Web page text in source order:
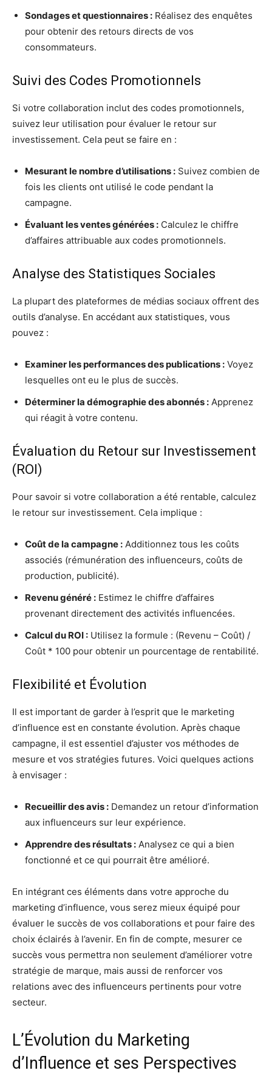
Sondages et questionnaires : Réalisez des enquêtes
pour obtenir des retours directs de vos
consommateurs.
Suivi des Codes Promotionnels
Si votre collaboration inclut des codes promotionnels,
suivez leur utilisation pour évaluer le retour sur
investissement. Cela peut se faire en :
Mesurant le nombre d’utilisations : Suivez combien de
fois les clients ont utilisé le code pendant la
campagne.
Évaluant les ventes générées : Calculez le chiffre
d’affaires attribuable aux codes promotionnels.
Analyse des Statistiques Sociales
La plupart des plateformes de médias sociaux offrent des
outils d’analyse. En accédant aux statistiques, vous
pouvez :
Examiner les performances des publications : Voyez
lesquelles ont eu le plus de succès.
Déterminer la démographie des abonnés : Apprenez
qui réagit à votre contenu.
Évaluation du Retour sur Investissement
(ROI)
Pour savoir si votre collaboration a été rentable, calculez
le retour sur investissement. Cela implique :
Coût de la campagne : Additionnez tous les coûts
associés (rémunération des influenceurs, coûts de
production, publicité).
Revenu généré : Estimez le chiffre d’affaires
provenant directement des activités influencées.
Calcul du ROI : Utilisez la formule : (Revenu – Coût) /
Coût * 100 pour obtenir un pourcentage de rentabilité.
Flexibilité et Évolution
Il est important de garder à l’esprit que le marketing
d’influence est en constante évolution. Après chaque
campagne, il est essentiel d’ajuster vos méthodes de
mesure et vos stratégies futures. Voici quelques actions
à envisager :
Recueillir des avis : Demandez un retour d’information
aux influenceurs sur leur expérience.
Apprendre des résultats : Analysez ce qui a bien
fonctionné et ce qui pourrait être amélioré.
En intégrant ces éléments dans votre approche du
marketing d’influence, vous serez mieux équipé pour
évaluer le succès de vos collaborations et pour faire des
choix éclairés à l’avenir. En fin de compte, mesurer ce
succès vous permettra non seulement d’améliorer votre
stratégie de marque, mais aussi de renforcer vos
relations avec des influenceurs pertinents pour votre
secteur.
L’Évolution du Marketing
d’Influence et ses Perspectives